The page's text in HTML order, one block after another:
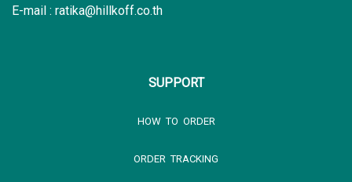
E-mail : ratika@hillkoff.co.th
SUPPORT
HOW TO ORDER
ORDER TRACKING